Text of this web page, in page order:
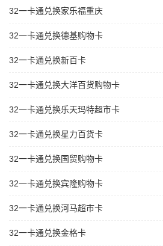
32一卡通兑换家乐福重庆
32一卡通兑换德基购物卡
32一卡通兑换新百卡
32一卡通兑换大洋百货购物卡
32一卡通兑换乐天玛特超市卡
32一卡通兑换星力百货卡
32一卡通兑换国贸购物卡
32一卡通兑换宾隆购物卡
32一卡通兑换河马超市卡
32一卡通兑换金格卡